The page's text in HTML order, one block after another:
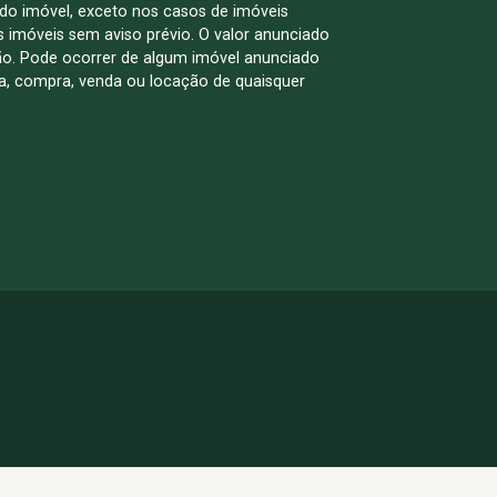
imóvel, exceto nos casos de imóveis
sem aviso prévio. O valor anunciado
Pode ocorrer de algum imóvel anunciado
compra, venda ou locação de quaisquer